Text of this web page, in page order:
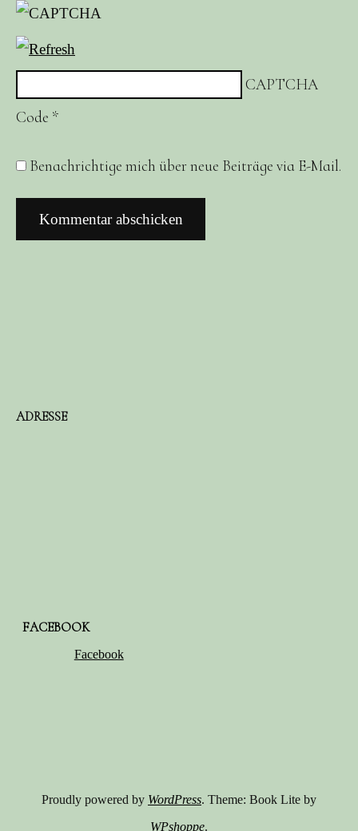
CAPTCHA
Code *
Benachrichtige mich über neue Beiträge via E-Mail.
ADRESSE
FACEBOOK
Facebook
Proudly powered by WordPress. Theme: Book Lite by
WPshoppe.